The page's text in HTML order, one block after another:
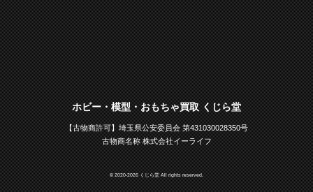
ホビー・模型・おもちゃ買取 くじら堂
【古物商許可】埼玉県公安委員会 第431030028350号
古物商名称 株式会社イーライフ
© 2020-2026 くじら堂 All rights reserved.